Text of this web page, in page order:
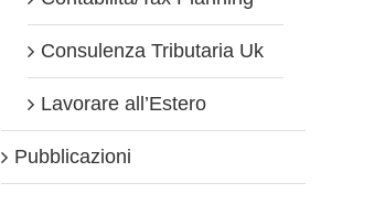
Consulenza Tributaria Uk
Lavorare all’Estero
Pubblicazioni